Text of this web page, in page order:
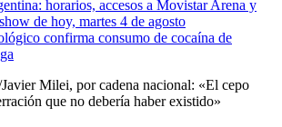
horarios, accesos a Movistar Arena y
de hoy, martes 4 de agosto
confirma consumo de cocaína de
Javier Milei, por cadena nacional: «El cepo
que no debería haber existido»